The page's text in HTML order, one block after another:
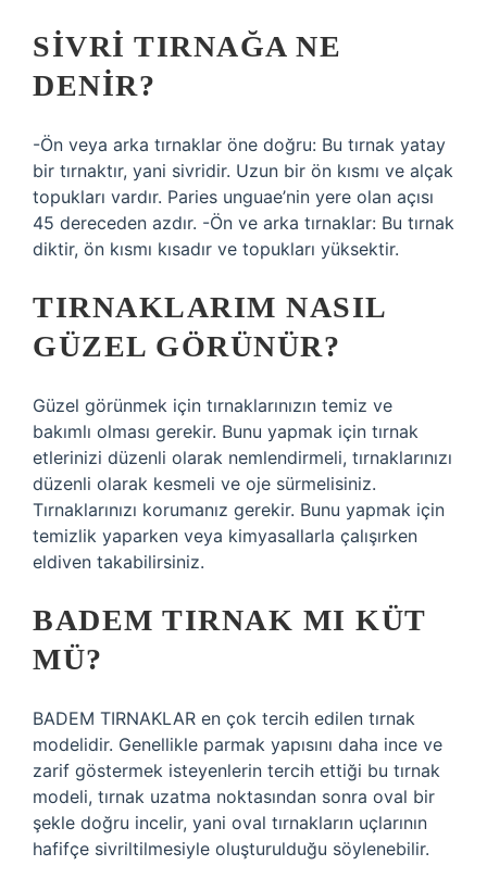
SIVRI TIRNAĞA NE
DENIR?
-Ön veya arka tırnaklar öne doğru: Bu tırnak yatay
bir tırnaktır, yani sivridir. Uzun bir ön kısmı ve alçak
topukları vardır. Paries unguae’nin yere olan açısı
45 dereceden azdır. -Ön ve arka tırnaklar: Bu tırnak
diktir, ön kısmı kısadır ve topukları yüksektir.
TIRNAKLARIM NASIL
GÜZEL GÖRÜNÜR?
Güzel görünmek için tırnaklarınızın temiz ve
bakımlı olması gerekir. Bunu yapmak için tırnak
etlerinizi düzenli olarak nemlendirmeli, tırnaklarınızı
düzenli olarak kesmeli ve oje sürmelisiniz.
Tırnaklarınızı korumanız gerekir. Bunu yapmak için
temizlik yaparken veya kimyasallarla çalışırken
eldiven takabilirsiniz.
BADEM TIRNAK MI KÜT
MÜ?
BADEM TIRNAKLAR en çok tercih edilen tırnak
modelidir. Genellikle parmak yapısını daha ince ve
zarif göstermek isteyenlerin tercih ettiği bu tırnak
modeli, tırnak uzatma noktasından sonra oval bir
şekle doğru incelir, yani oval tırnakların uçlarının
hafifçe sivriltilmesiyle oluşturulduğu söylenebilir.